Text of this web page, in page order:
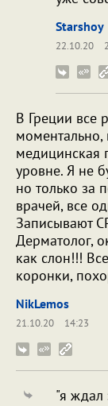
Starshoy
22.10.20
В Греции все
моментально,
медицинская
уровне. Я не
но только за
врачей, все
Записывают
Дерматолог,
как слон!!!
коронки,
NikLemos
21.10.20
14:23
"я ждал